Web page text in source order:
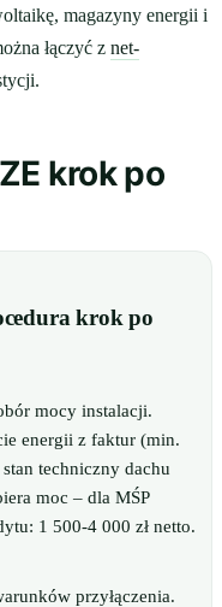
magazyny energii i
łączyć z net-
krok po
krok po
mocy instalacji.
energii z faktur (min.
techniczny dachu
moc – dla MŚP
1 500-4 000 zł netto.
przyłączenia.